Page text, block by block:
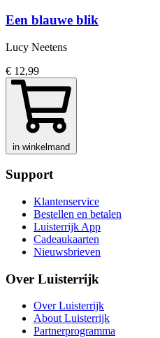
Een blauwe blik
Lucy Neetens
€ 12,99
in winkelmand
Support
Klantenservice
Bestellen en betalen
Luisterrijk App
Cadeaukaarten
Nieuwsbrieven
Over Luisterrijk
Over Luisterrijk
About Luisterrijk
Partnerprogramma